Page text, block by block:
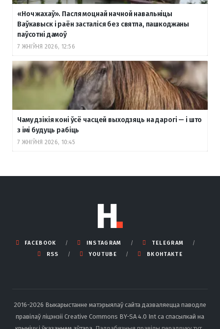
«Ноч жахаў». Пасля моцнай начной навальніцы
Ваўкавыск і раён засталіся без святла, пашкоджаны
паўсотні дамоў
7 ЖНІЎНЯ 2026, 12:56
Чаму дзікія коні ўсё часцей выходзяць на дарогі — і што
з імі будуць рабіць
7 ЖНІЎНЯ 2026, 10:45
FACEBOOK INSTAGRAM
TELEGRAM
RSS
YOUTUBE ВКОНТАКТЕ
2016-2026 Выкарыстанне матэрыялаў сайта дазваляецца паводле
правілаў ліцэнзіі Creative Commons BY-SA 4.0 Int са спасылкай на